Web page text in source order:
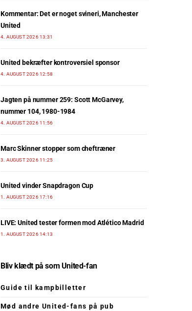
Kommentar: Det er noget svineri, Manchester
United
4. AUGUST 2026 13:31
United bekræfter kontroversiel sponsor
4. AUGUST 2026 12:58
Jagten på nummer 259: Scott McGarvey,
nummer 104, 1980-1984
4. AUGUST 2026 11:56
Marc Skinner stopper som cheftræner
3. AUGUST 2026 11:25
United vinder Snapdragon Cup
1. AUGUST 2026 17:16
LIVE: United tester formen mod Atlético Madrid
1. AUGUST 2026 14:13
Bliv klædt på som United-fan
Guide til kampbilletter
Mød andre United-fans på pub